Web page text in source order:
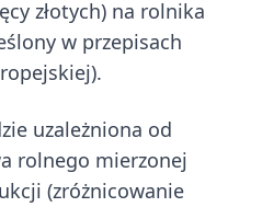
złotych) na rolnika
w przepisach
uzależniona od
rolnego mierzonej
(zróżnicowanie